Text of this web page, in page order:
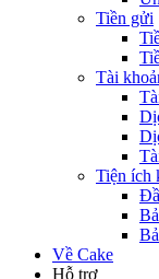
Tiền gửi
Tài
Tiện ích
Về Cake
Hỗ trợ